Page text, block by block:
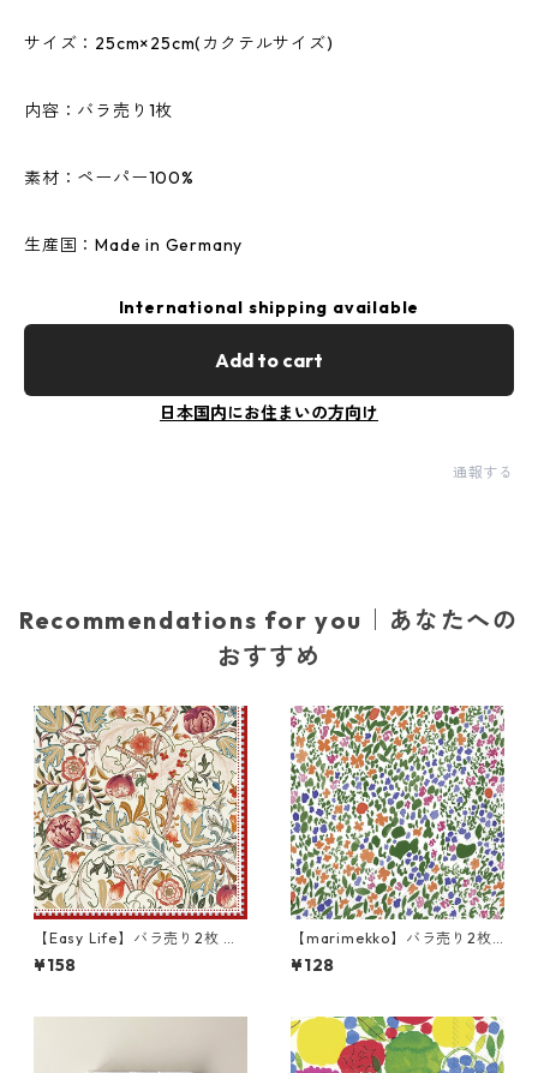
サイズ：25cm×25cm(カクテルサイズ)
内容：バラ売り1枚
素材：ペーパー100%
生産国：Made in Germany
International shipping available
Add to cart
日本国内にお住まいの方向け
通報する
Recommendations for you｜あなたへの
おすすめ
【Easy Life】バラ売り2枚 ラ
ンチサイズ ペーパーナプキン
William Morris レッド ウィリ
¥158
【marimekko】バラ売り2枚
ランチサイズ ペーパーナプキ
ン RANTANIITTY グリーン
¥128